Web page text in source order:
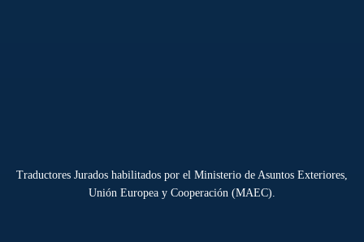
Traductores Jurados habilitados por el Ministerio de Asuntos Exteriores,
Unión Europea y Cooperación (MAEC).